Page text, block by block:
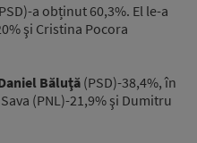
a obținut 60,3%. El le-a
şi Cristina Pocora
Băluţă (PSD)-38,4%, în
(PNL)-21,9% şi Dumitru